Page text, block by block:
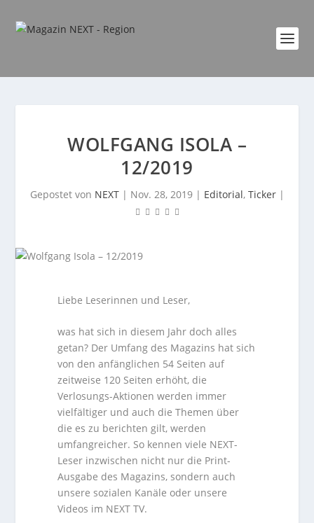
WOLFGANG ISOLA –
12/2019
Gepostet von NEXT| Nov. 28, 2019| Editorial, Ticker|
Liebe Leserinnen und Leser,
was hat sich in diesem Jahr doch alles
getan? Der Umfang des Magazins hat sich
von den anfänglichen 54 Seiten auf
zeitweise 120 Seiten erhöht, die
Verlosungs-Aktionen werden immer
vielfältiger und auch die Themen über
die es zu berichten gilt, werden
umfangreicher. So kennen viele NEXT-
Leser inzwischen nicht nur die Print-
Ausgabe des Magazins, sondern auch
unsere sozialen Kanäle oder unsere
Videos im NEXT TV.